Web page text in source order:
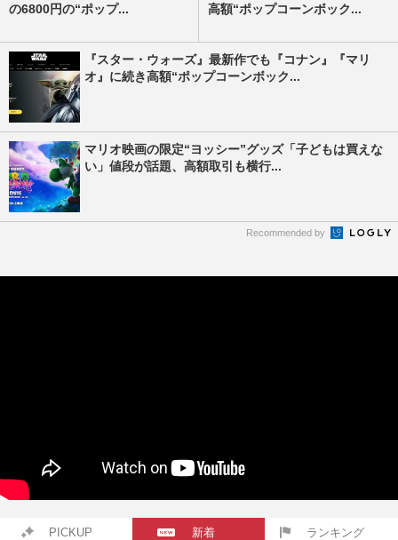
の6800円の“ポップ...
高額“ポップコーンボック...
『スター・ウォーズ』最新作でも『コナン』『マリ
オ』に続き高額“ポップコーンボック...
マリオ映画の限定“ヨッシー”グッズ「子どもは買えな
い」値段が話題、高額取引も横行...
Recommended by
PICKUP 新着 ランキング